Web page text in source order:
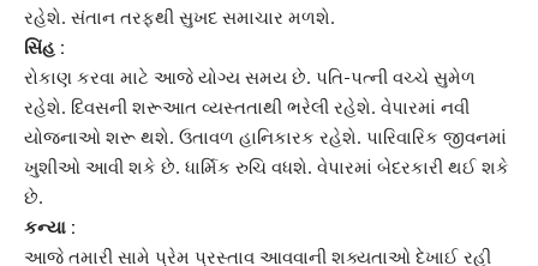
રહેશે. સંતાન તરફથી સુખદ સમાચાર મળશે.
સિંહ :
રોકાણ કરવા માટે આજે યોગ્ય સમય છે. પતિ-પત્ની વચ્ચે સુમેળ
રહેશે. દિવસની શરૂઆત વ્યસ્તતાથી ભરેલી રહેશે. વેપારમાં નવી
યોજનાઓ શરૂ થશે. ઉતાવળ હાનિકારક રહેશે. પારિવારિક જીવનમાં
ખુશીઓ આવી શકે છે. ધાર્મિક રુચિ વધશે. વેપારમાં બેદરકારી થઈ શકે
છે.
કન્યા :
આજે તમારી સામે પ્રેમ પ્રસ્તાવ આવવાની શક્યતાઓ દેખાઈ રહી